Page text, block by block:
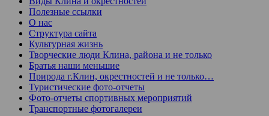
Полезные ссылки
О нас
Структура сайта
Культурная жизнь
Творческие люди Клина, района и не только
Братья наши меньшие
Природа г.Клин, окрестностей и не только…
Туристические фото-отчеты
Фото-отчеты спортивных мероприятий
Транспортные фотогалереи